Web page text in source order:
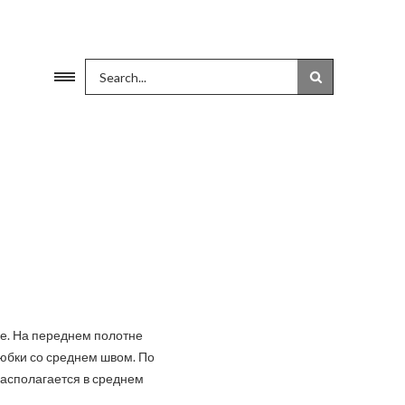
На переднем полотне
со среднем швом. По
в среднем